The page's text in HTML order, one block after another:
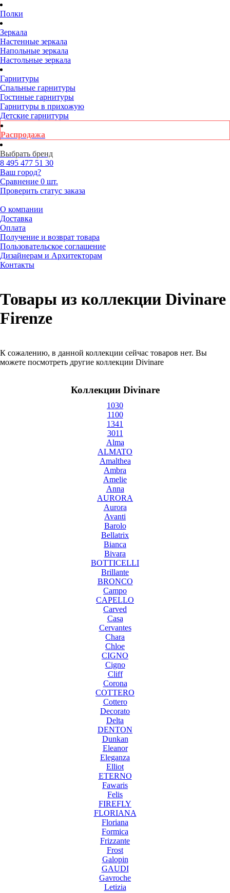
Полки
Зеркала
Настенные зеркала
Напольные зеркала
Настольные зеркала
Гарнитуры
Спальные гарнитуры
Гостиные гарнитуры
Гарнитуры в прихожую
Детские гарнитуры
Распродажа
Выбрать бренд
8 495 477 51 30
Ваш город?
Сравнение 0 шт.
Проверить статус заказа
О компании
Доставка
Оплата
Получение и возврат товара
Пользовательское соглашение
Дизайнерам и Архитекторам
Контакты
Товары из коллекции Divinare
Firenze
К сожалению, в данной коллекции сейчас товаров нет. Вы
можете посмотреть другие коллекции Divinare
Коллекции Divinare
1030
1100
1341
3011
Alma
ALMATO
Amalthea
Ambra
Amelie
Anna
AURORA
Aurora
Avanti
Barolo
Bellatrix
Bianca
Bivara
BOTTICELLI
Brillante
BRONCO
Campo
CAPELLO
Carved
Casa
Cervantes
Chara
Chloe
CIGNO
Cigno
Cliff
Corona
COTTERO
Cottero
Decorato
Delta
DENTON
Dunkan
Eleanor
Eleganza
Elliot
ETERNO
Fawaris
Felis
FIREFLY
FLORIANA
Floriana
Formica
Frizzante
Frost
Galopin
GAUDI
Gavroche
Letizia